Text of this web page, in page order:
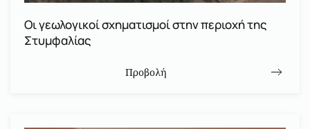
Οι γεωλογικοί σχηματισμοί στην περιοχή της
Στυμφαλίας
Προβολή